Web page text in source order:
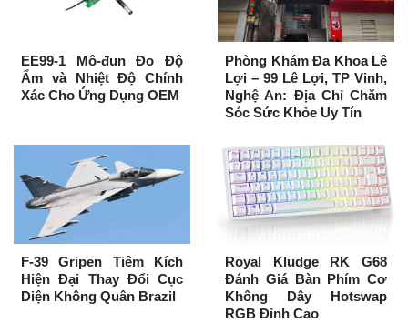
EE99-1 Mô-đun Đo Độ
Ẩm và Nhiệt Độ Chính
Xác Cho Ứng Dụng OEM
Phòng Khám Đa Khoa Lê
Lợi – 99 Lê Lợi, TP Vinh,
Nghệ An: Địa Chỉ Chăm
Sóc Sức Khỏe Uy Tín
F-39 Gripen Tiêm Kích
Hiện Đại Thay Đổi Cục
Diện Không Quân Brazil
Royal Kludge RK G68
Đánh Giá Bàn Phím Cơ
Không Dây Hotswap
RGB Đỉnh Cao